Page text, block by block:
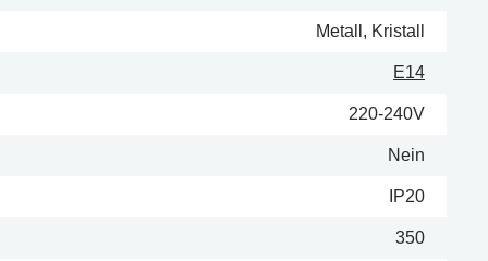
Metall, Kristall
E14
220-240V
Nein
IP20
350